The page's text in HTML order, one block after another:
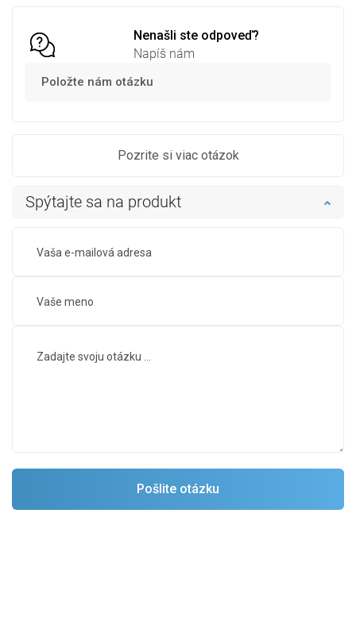
Nenašli ste odpoveď?
Napíš nám
Položte nám otázku
Pozrite si viac otázok
Spýtajte sa na produkt